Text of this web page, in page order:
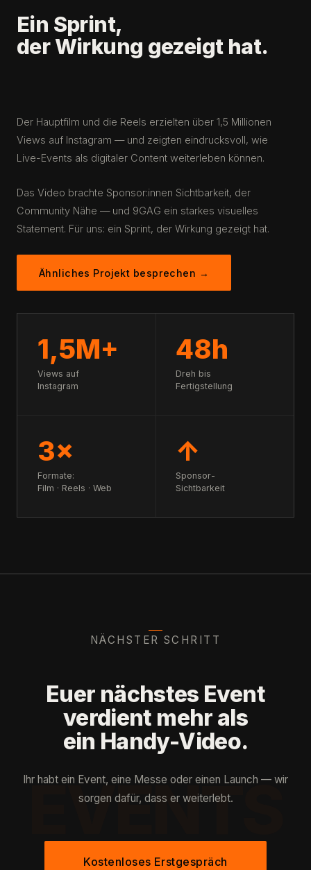
Ein Sprint,
der Wirkung gezeigt hat.
Der Hauptfilm und die Reels erzielten über 1,5 Millionen
Views auf Instagram — und zeigten eindrucksvoll, wie
Live-Events als digitaler Content weiterleben können.
Das Video brachte Sponsor:innen Sichtbarkeit, der
Community Nähe — und 9GAG ein starkes visuelles
Statement. Für uns: ein Sprint, der Wirkung gezeigt hat.
Ähnliches Projekt besprechen →
1,5M+
Views auf
Instagram
48h
Dreh bis
Fertigstellung
3×
Formate:
Film · Reels · Web
↑
Sponsor-
Sichtbarkeit
EVENTS
NÄCHSTER SCHRITT
Euer nächstes Event
verdient mehr als
ein Handy-Video.
Ihr habt ein Event, eine Messe oder einen Launch — wir
sorgen dafür, dass er weiterlebt.
Kostenloses Erstgespräch